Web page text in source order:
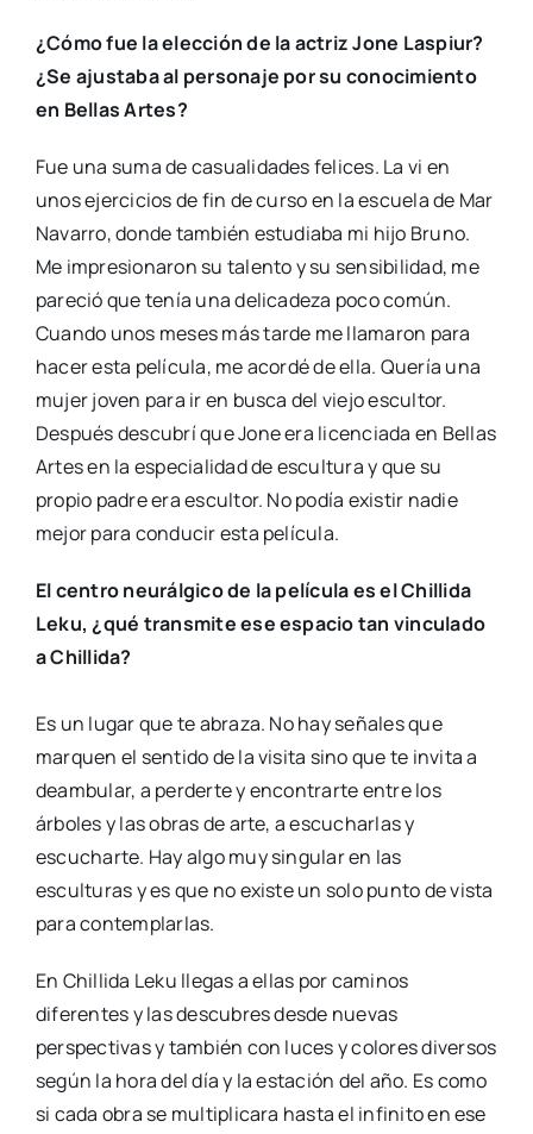
¿Cómo fue la elección de la actriz Jone Laspiur?
¿Se ajustaba al personaje por su conocimiento
en Bellas Artes?
Fue una suma de casualidades felices. La vi en
unos ejercicios de fin de curso en la escuela de Mar
Navarro, donde también estudiaba mi hijo Bruno.
Me impresionaron su talento y su sensibilidad, me
pareció que tenía una delicadeza poco común.
Cuando unos meses más tarde me llamaron para
hacer esta película, me acordé de ella. Quería una
mujer joven para ir en busca del viejo escultor.
Después descubrí que Jone era licenciada en Bellas
Artes en la especialidad de escultura y que su
propio padre era escultor. No podía existir nadie
mejor para conducir esta película.
El centro neurálgico de la película es el Chillida
Leku, ¿qué transmite ese espacio tan vinculado
a Chillida?
Es un lugar que te abraza. No hay señales que
marquen el sentido de la visita sino que te invita a
deambular, a perderte y encontrarte entre los
árboles y las obras de arte, a escucharlas y
escucharte. Hay algo muy singular en las
esculturas y es que no existe un solo punto de vista
para contemplarlas.
En Chillida Leku llegas a ellas por caminos
diferentes y las descubres desde nuevas
perspectivas y también con luces y colores diversos
según la hora del día y la estación del año. Es como
si cada obra se multiplicara hasta el infinito en ese